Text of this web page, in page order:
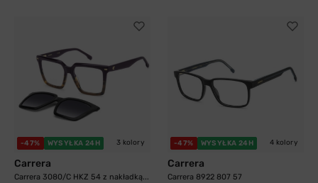
-47% WYSYŁKA 24H 3 kolory
Carrera
Carrera 3080/C HKZ 54 z nakładką...
-47% WYSYŁKA 24H 4 kolory
Carrera
Carrera 8922 807 57